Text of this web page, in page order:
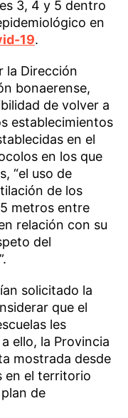
3, 4 y 5 dentro
en
19.
la Dirección
bonaerense,
de volver a
establecimientos
en el
en los que
“el uso de
de los
metros entre
relación con su
del
solicitado la
que el
les
ello, la Provincia
mostrada desde
en el territorio
de